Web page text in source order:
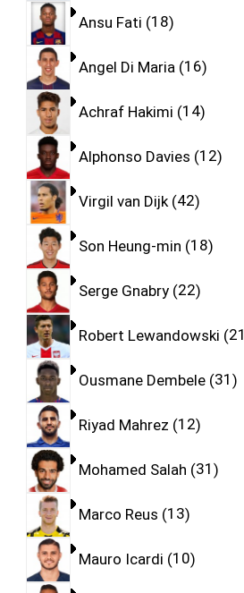
Ansu Fati 18
Angel Di Maria 16
Achraf Hakimi 14
Alphonso Davies 12
Virgil van Dijk 42
Son Heung-min 18
Serge Gnabry 22
Robert Lewandowski 21
Ousmane Dembele 31
Riyad Mahrez 12
Mohamed Salah 31
Marco Reus 13
Mauro Icardi 10